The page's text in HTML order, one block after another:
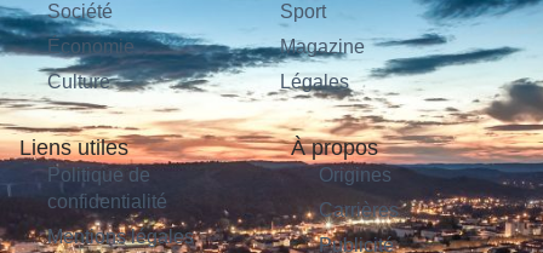
Société
Économie
Culture
Sport
Magazine
Légales
Liens utiles
Politique de
confidentialité
Mentions légales
À propos
Origines
Carrières
Publicité